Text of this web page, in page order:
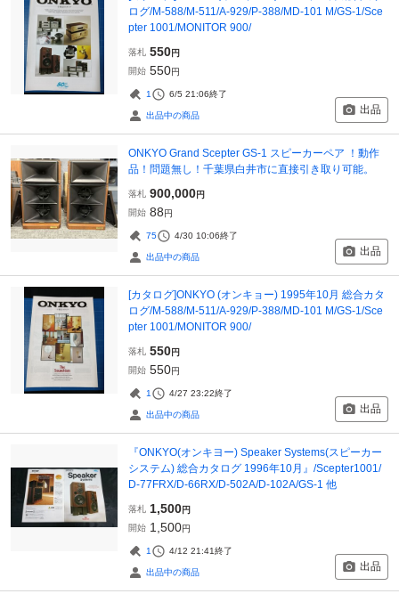
ログ/M-588/M-511/A-929/P-388/MD-101 M/GS-1/Sce
pter 1001/MONITOR 900/
落札 550円
開始 550円
1 6/5 21:06終了
出品中の商品 出品
ONKYO Grand Scepter GS-1 スピーカーペア ！動作
品！問題無し！千葉県白井市に直接引き取り可能。
落札 900,000円
開始 88円
75 4/30 10:06終了
出品中の商品 出品
[カタログ]ONKYO (オンキョー) 1995年10月 総合カタ
ログ/M-588/M-511/A-929/P-388/MD-101 M/GS-1/Sce
pter 1001/MONITOR 900/
落札 550円
開始 550円
1 4/27 23:22終了
出品中の商品 出品
『ONKYO(オンキヨー) Speaker Systems(スピーカー
システム) 総合カタログ 1996年10月』/Scepter1001/
D-77FRX/D-66RX/D-502A/D-102A/GS-1 他
落札 1,500円
開始 1,500円
1 4/12 21:41終了
出品中の商品 出品